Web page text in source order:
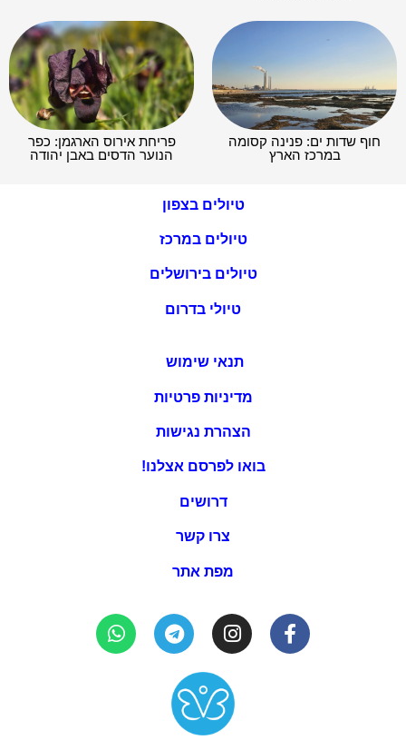
חוף שדות ים: פנינה קסומה
במרכז הארץ
פריחת אירוס הארגמן: כפר
הנוער הדסים באבן יהודה
טיולים בצפון
טיולים במרכז
טיולים בירושלים
טיולי בדרום
תנאי שימוש
מדיניות פרטיות
הצהרת נגישות
בואו לפרסם אצלנו!
דרושים
צרו קשר
מפת אתר